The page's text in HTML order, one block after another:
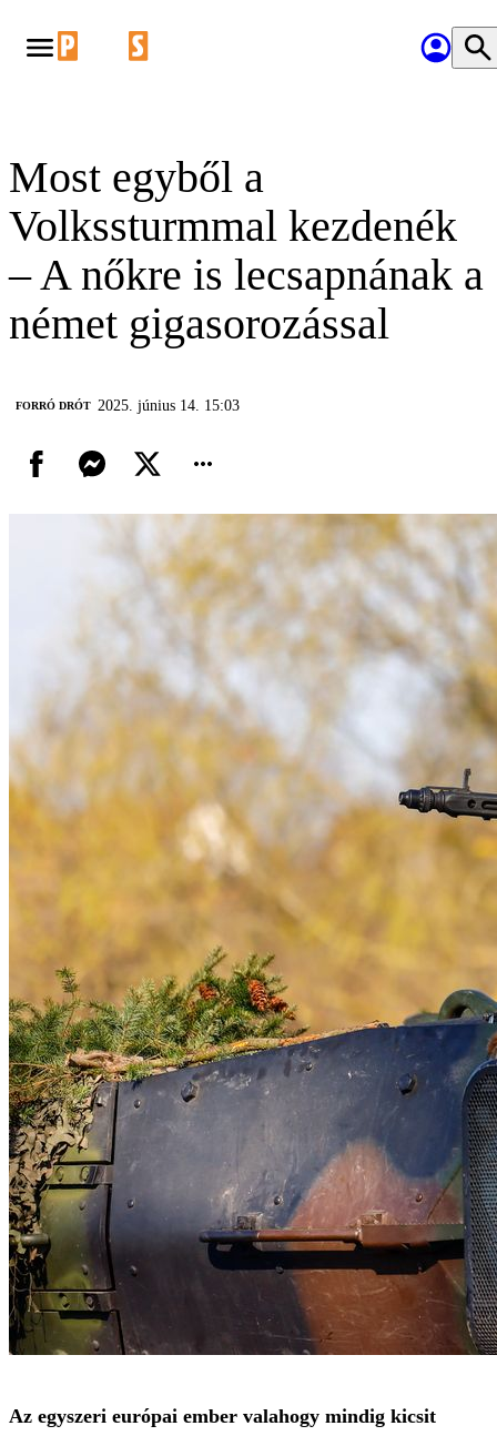
Most egyből a
Volkssturmmal kezdenék
– A nőkre is lecsapnának a
német gigasorozással
FORRÓ DRÓT 2025. június 14. 15:03
Az egyszeri európai ember valahogy mindig kicsit